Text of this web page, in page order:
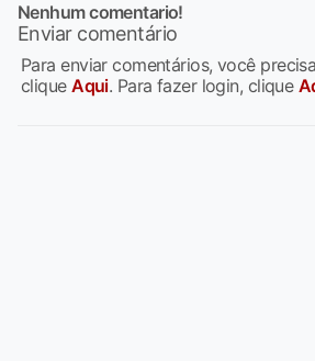
Nenhum comentario!
Enviar comentário
Para enviar comentários, você
cliqueAqui. Para fazer login, clique